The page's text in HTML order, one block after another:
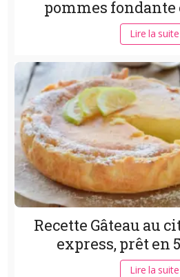
pommes fondante
Lire la suite
Recette Gâteau au
express, prêt en
Lire la suite